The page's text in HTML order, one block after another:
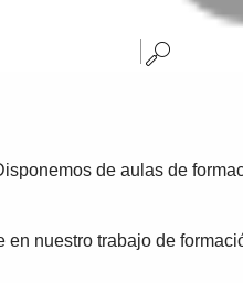
de aulas de
nuestro trabajo de